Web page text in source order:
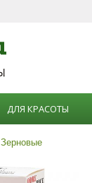
ДЛЯ КРАСОТЫ
Зерновые